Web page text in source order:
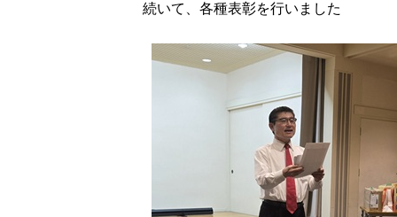
続いて、各種表彰を行いました